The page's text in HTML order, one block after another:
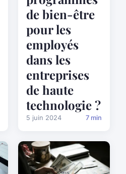
de bien-être
pour les
employés
dans les
entreprises
de haute
technologie ?
5 juin 2024 7 min